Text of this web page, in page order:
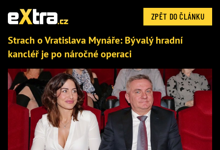
ZPĚT DO ČLÁNKU
Strach o Vratislava Mynáře: Bývalý hradní
kancléř je po náročné operaci